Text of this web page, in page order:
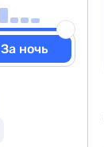
За ночь